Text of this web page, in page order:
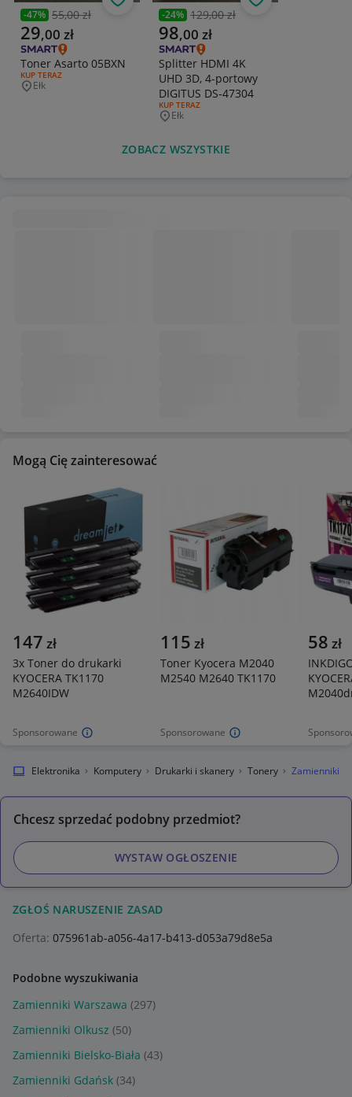
Poprzednia cena
-47% 55,00 zł
Aktualna cena
29,00 zł
Toner Asarto 05BXN
RODZAJ OFERTY:
KUP TERAZ
Miejscowość
Ełk
Obserwuj
Poprzednia cena
-24% 129,00 zł
Aktualna cena
98,00 zł
Splitter HDMI 4K
UHD 3D, 4-portowy
DIGITUS DS-47304
RODZAJ OFERTY:
KUP TERAZ
Miejscowość
Ełk
Obserwuj
ZOBACZ WSZYSTKIE
Mogą Cię zainteresować
Sponsorowane
147 zł
3x Toner do drukarki
KYOCERA TK1170
M2640IDW
Sponsorowane
115 zł
Toner Kyocera M2040
M2540 M2640 TK1170
58 zł
Elektronika Komputery Drukarki i skanery Tonery Zamienniki
Chcesz sprzedać podobny przedmiot?
WYSTAW OGŁOSZENIE
ZGŁOŚ NARUSZENIE ZASAD
Oferta: 075961ab-a056-4a17-b413-d053a79d8e5a
Podobne wyszukiwania
Zamienniki Warszawa (297)
Zamienniki Olkusz (50)
Zamienniki Bielsko-Biała (43)
Zamienniki Gdańsk (34)